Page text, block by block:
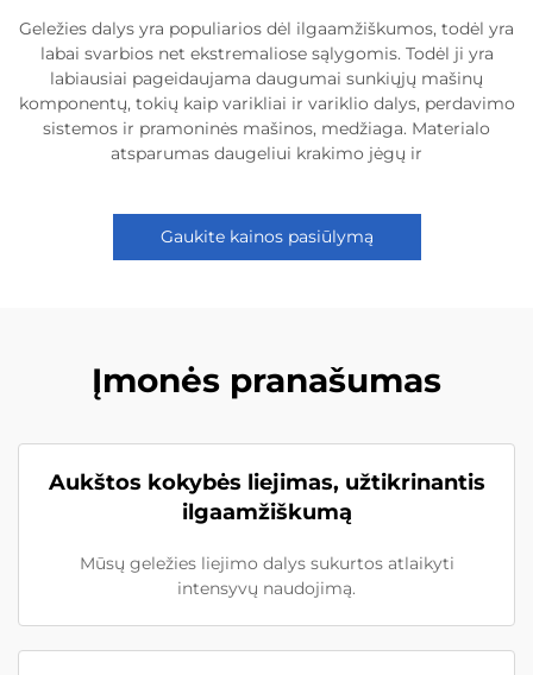
Geležies dalys yra populiarios dėl ilgaamžiškumos, todėl yra
labai svarbios net ekstremaliose sąlygomis. Todėl ji yra
labiausiai pageidaujama daugumai sunkiųjų mašinų
komponentų, tokių kaip varikliai ir variklio dalys, perdavimo
sistemos ir pramoninės mašinos, medžiaga. Materialo
atsparumas daugeliui krakimo jėgų ir
Gaukite kainos pasiūlymą
Įmonės pranašumas
Aukštos kokybės liejimas, užtikrinantis
ilgaamžiškumą
Mūsų geležies liejimo dalys sukurtos atlaikyti
intensyvų naudojimą.